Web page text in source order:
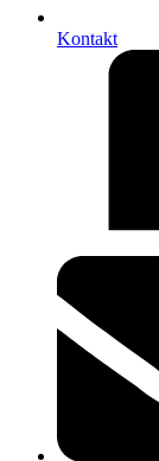
Kontakt